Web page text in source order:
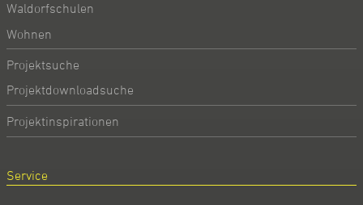
Waldorfschulen
Wohnen
Projektsuche
Projektdownloadsuche
Projektinspirationen
Service